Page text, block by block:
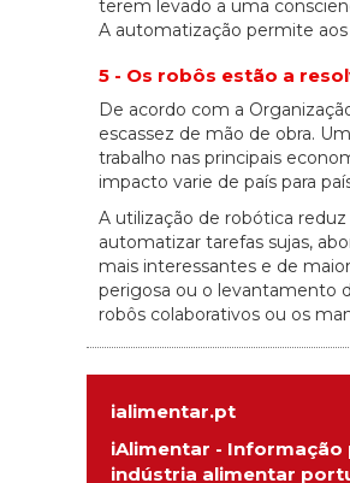
terem levado a uma
A automatização permite
5 - Os robôs estão a
De acordo com a
escassez de mão de obra.
trabalho nas principais
impacto varie de país para
A utilização de robótica
automatizar tarefas sujas,
mais interessantes e de
perigosa ou o levantamento
robôs colaborativos ou os
ialimentar.pt
iAlimentar - Informação
indústria alimentar